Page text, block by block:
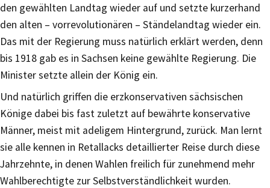
den gewählten Landtag wieder auf und setzte kurzerhand
den alten – vorrevolutionären – Ständelandtag wieder ein.
Das mit der Regierung muss natürlich erklärt werden, denn
bis 1918 gab es in Sachsen keine gewählte Regierung. Die
Minister setzte allein der König ein.
Und natürlich griffen die erzkonservativen sächsischen
Könige dabei bis fast zuletzt auf bewährte konservative
Männer, meist mit adeligem Hintergrund, zurück. Man lernt
sie alle kennen in Retallacks detaillierter Reise durch diese
Jahrzehnte, in denen Wahlen freilich für zunehmend mehr
Wahlberechtigte zur Selbstverständlichkeit wurden.